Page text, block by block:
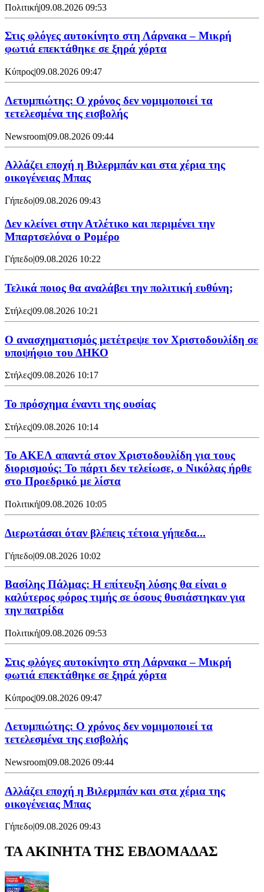
Πολιτική|09.08.2026 09:53
Στις φλόγες αυτοκίνητο στη Λάρνακα – Μικρή
φωτιά επεκτάθηκε σε ξηρά χόρτα
Κύπρος|09.08.2026 09:47
Λετυμπιώτης: Ο χρόνος δεν νομιμοποιεί τα
τετελεσμένα της εισβολής
Newsroom|09.08.2026 09:44
Aλλάζει εποχή η Βιλερμπάν και στα χέρια της
οικογένειας Μπας
Γήπεδο|09.08.2026 09:43
Δεν κλείνει στην Ατλέτικο και περιμένει την
Μπαρτσελόνα ο Ρομέρο
Γήπεδο|09.08.2026 10:22
Τελικά ποιος θα αναλάβει την πολιτική ευθύνη;
Στήλες|09.08.2026 10:21
Ο ανασχηματισμός μετέτρεψε τον Χριστοδουλίδη σε
υποψήφιο του ΔΗΚΟ
Στήλες|09.08.2026 10:17
Το πρόσχημα έναντι της ουσίας
Στήλες|09.08.2026 10:14
Το ΑΚΕΛ απαντά στον Χριστοδουλίδη για τους
διορισμούς: Το πάρτι δεν τελείωσε, ο Νικόλας ήρθε
στο Προεδρικό με λίστα
Πολιτική|09.08.2026 10:05
Διερωτάσαι όταν βλέπεις τέτοια γήπεδα...
Γήπεδο|09.08.2026 10:02
Βασίλης Πάλμας: Η επίτευξη λύσης θα είναι ο
καλύτερος φόρος τιμής σε όσους θυσιάστηκαν για
την πατρίδα
Πολιτική|09.08.2026 09:53
Στις φλόγες αυτοκίνητο στη Λάρνακα – Μικρή
φωτιά επεκτάθηκε σε ξηρά χόρτα
Κύπρος|09.08.2026 09:47
Λετυμπιώτης: Ο χρόνος δεν νομιμοποιεί τα
τετελεσμένα της εισβολής
Newsroom|09.08.2026 09:44
Aλλάζει εποχή η Βιλερμπάν και στα χέρια της
οικογένειας Μπας
Γήπεδο|09.08.2026 09:43
ΤΑ ΑΚΙΝΗΤΑ ΤΗΣ ΕΒΔΟΜΑΔΑΣ